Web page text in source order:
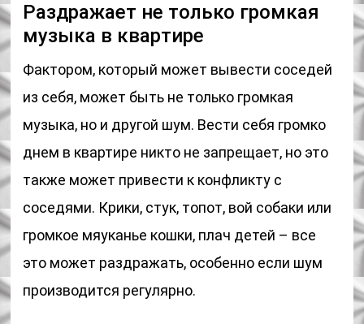
Раздражает не только громкая
музыка в квартире
Фактором, который может вывести соседей
из себя, может быть не только громкая
музыка, но и другой шум. Вести себя громко
днем в квартире никто не запрещает, но это
также может привести к конфликту с
соседями. Крики, стук, топот, вой собаки или
громкое мяуканье кошки, плач детей – все
это может раздражать, особенно если шум
производится регулярно.